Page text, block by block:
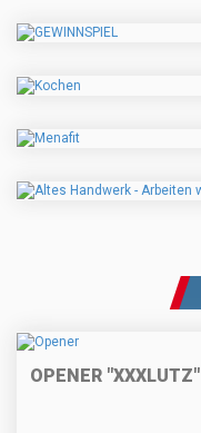
OPENER "XXXLUTZ"